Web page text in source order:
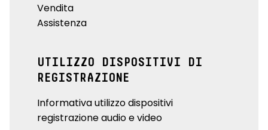
Vendita
Assistenza
UTILIZZO DISPOSITIVI DI
REGISTRAZIONE
Informativa utilizzo dispositivi
registrazione audio e video